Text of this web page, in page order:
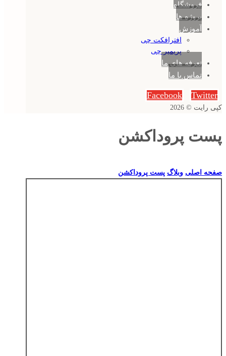
فروشگاه
پروژه ها
آموزش
افترافکت چی
پریمیر چی
تعرفه های ما
تماس با ما
Facebook Twitter
کپی رایت © 2026
پست پروداکشن
صفحه اصلی وبلاگ پست پروداکشن